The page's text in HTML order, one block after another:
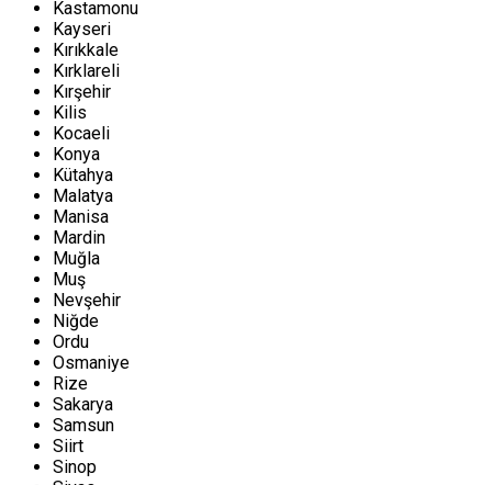
Kastamonu
Kayseri
Kırıkkale
Kırklareli
Kırşehir
Kilis
Kocaeli
Konya
Kütahya
Malatya
Manisa
Mardin
Muğla
Muş
Nevşehir
Niğde
Ordu
Osmaniye
Rize
Sakarya
Samsun
Siirt
Sinop